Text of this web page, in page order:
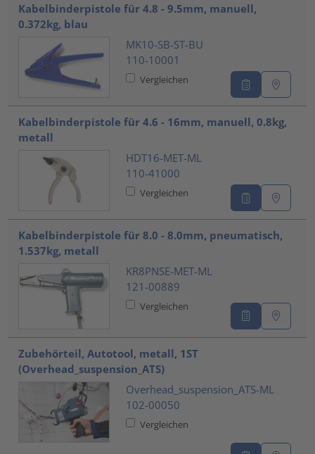
Kabelbinderpistole für 4.8 - 9.5mm, manuell,
0.372kg, blau
MK10-SB-ST-BU
110-10001
Vergleichen
Kabelbinderpistole für 4.6 - 16mm, manuell, 0.8kg,
metall
HDT16-MET-ML
110-41000
Vergleichen
Kabelbinderpistole für 8.0 - 8.0mm, pneumatisch,
1.537kg, metall
KR8PNSE-MET-ML
121-00889
Vergleichen
Zubehörteil, Autotool, metall, 1ST
(Overhead_suspension_ATS)
Overhead_suspension_ATS-ML
102-00050
Vergleichen